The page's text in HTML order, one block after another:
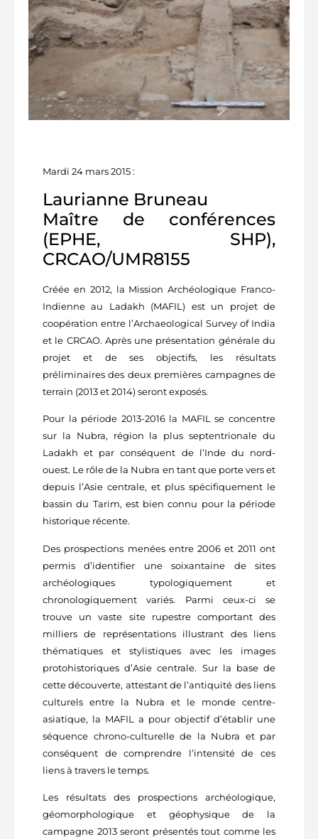
Mardi 24 mars 2015 :
Laurianne Bruneau
Maître de conférences
(EPHE, SHP),
CRCAO/UMR8155
Créée en 2012, la Mission Archéologique Franco-
Indienne au Ladakh (MAFIL) est un projet de
coopération entre l’Archaeological Survey of India
et le CRCAO. Après une présentation générale du
projet et de ses objectifs, les résultats
préliminaires des deux premières campagnes de
terrain (2013 et 2014) seront exposés.
Pour la période 2013-2016 la MAFIL se concentre
sur la Nubra, région la plus septentrionale du
Ladakh et par conséquent de l’Inde du nord-
ouest. Le rôle de la Nubra en tant que porte vers et
depuis l’Asie centrale, et plus spécifiquement le
bassin du Tarim, est bien connu pour la période
historique récente.
Des prospections menées entre 2006 et 2011 ont
permis d’identifier une soixantaine de sites
archéologiques typologiquement et
chronologiquement variés. Parmi ceux-ci se
trouve un vaste site rupestre comportant des
milliers de représentations illustrant des liens
thématiques et stylistiques avec les images
protohistoriques d’Asie centrale. Sur la base de
cette découverte, attestant de l’antiquité des liens
culturels entre la Nubra et le monde centre-
asiatique, la MAFIL a pour objectif d’établir une
séquence chrono-culturelle de la Nubra et par
conséquent de comprendre l’intensité de ces
liens à travers le temps.
Les résultats des prospections archéologique,
géomorphologique et géophysique de la
campagne 2013 seront présentés tout comme les